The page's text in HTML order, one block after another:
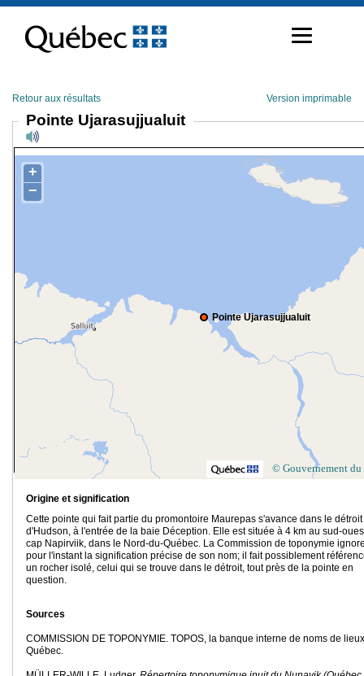
contenu
Retour aux résultats Version imprimable
Pointe Ujarasujjualuit
Pointe Ujarasujjualuit
+
−
© Gouvernement du
Origine et signification
Cette pointe qui fait partie du promontoire Maurepas s'avance dans le détroit
d'Hudson, à l'entrée de la baie Déception. Elle est située à 4 km au sud-
cap Napirviik, dans le Nord-du-Québec. La Commission de toponymie
pour l'instant la signification précise de son nom; il fait possiblement
un rocher isolé, celui qui se trouve dans le détroit, tout près de la pointe en
question.
Sources
COMMISSION DE TOPONYMIE. TOPOS, la banque interne de noms de
Québec.